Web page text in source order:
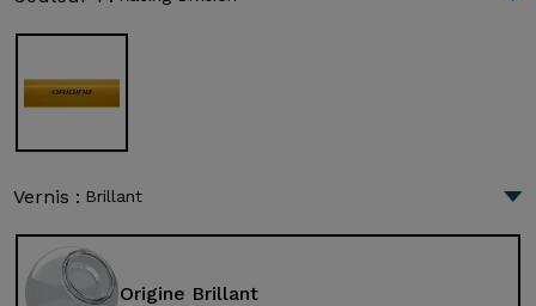
Vernis : Brillant
Origine Brillant